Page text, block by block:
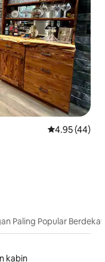
Penarafan
4.95 (44)
Paling Popular
kabin